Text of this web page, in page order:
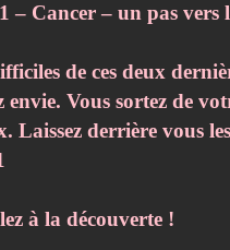
– Cancer – un pas vers
de ces deux
envie. Vous sortez de
Laissez derrière vous
à la découverte !